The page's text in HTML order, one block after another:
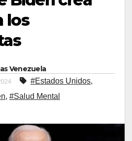
los
Venezuela
#Estados Unidos,
, #Salud Mental